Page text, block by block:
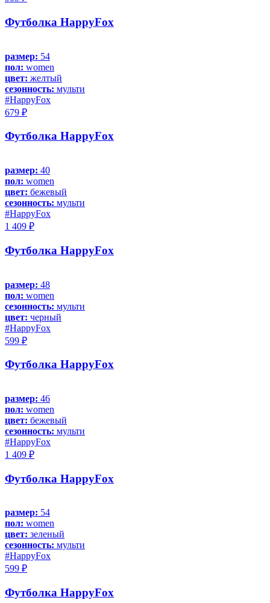
Футболка HappyFox
размер: 54
пол: women
цвет: желтый
сезонность: мульти
#HappyFox
679 ₽
Футболка HappyFox
размер: 40
пол: women
цвет: бежевый
сезонность: мульти
#HappyFox
1 409 ₽
Футболка HappyFox
размер: 48
пол: women
сезонность: мульти
цвет: черный
#HappyFox
599 ₽
Футболка HappyFox
размер: 46
пол: women
цвет: бежевый
сезонность: мульти
#HappyFox
1 409 ₽
Футболка HappyFox
размер: 54
пол: women
цвет: зеленый
сезонность: мульти
#HappyFox
599 ₽
Футболка HappyFox